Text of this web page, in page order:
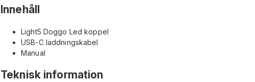
Innehåll
Light5 Doggo Led koppel
USB-C laddningskabel
Manual
Teknisk information